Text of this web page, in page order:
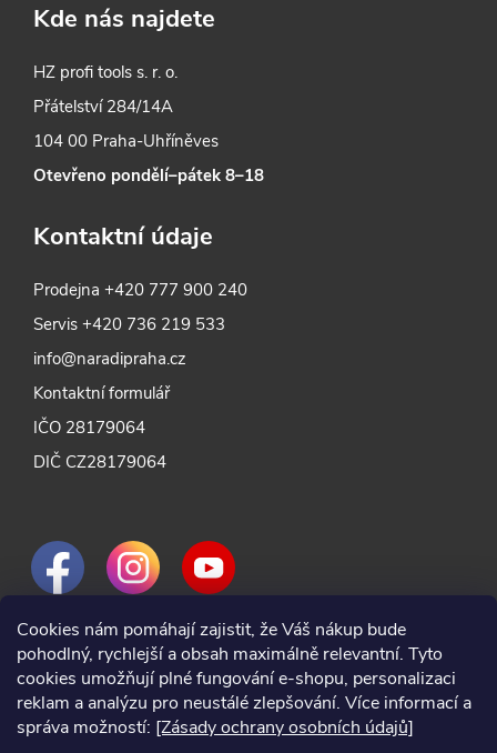
Cookies nám pomáhají zajistit, že Váš nákup bude
pohodlný, rychlejší a obsah maximálně relevantní. Tyto
cookies umožňují plné fungování e-shopu, personalizaci
reklam a analýzu pro neustálé zlepšování. Více informací a
správa možností: [Zásady ochrany osobních údajů]
Kde nás najdete
HZ profi tools s. r. o.
Přátelství 284/14A
104 00 Praha-Uhříněves
Otevřeno pondělí–pátek 8–18
Kontaktní údaje
Prodejna+420 777 900 240
Servis+420 736 219 533
info@naradipraha.cz
Kontaktní formulář
IČO 28179064
DIČ CZ28179064